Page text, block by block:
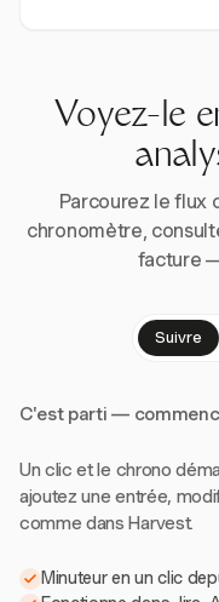
Voyez-le
Parcourez le flux
chronomètre,
facture
Suivre
C'est parti —
Un clic et le chrono
ajoutez une entrée,
comme dans Harvest.
Minuteur en un clic